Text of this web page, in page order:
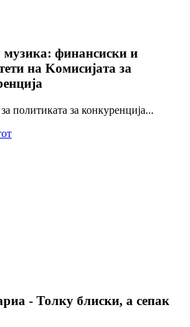
финансиски и
на Kомисијата за
политиката за конкуренција...
- Толку блиски, а сепак